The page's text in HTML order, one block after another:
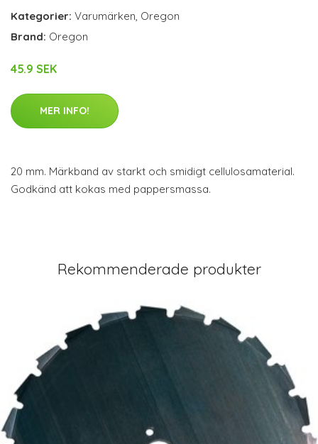
Kategorier: Varumärken, Oregon
Brand: Oregon
45.9 SEK
MER INFO!
20 mm. Märkband av starkt och smidigt cellulosamaterial.
Godkänd att kokas med pappersmassa.
Rekommenderade produkter